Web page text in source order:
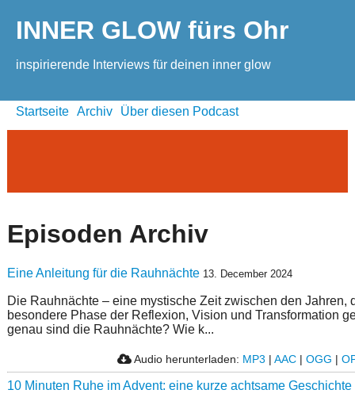
INNER GLOW fürs Ohr
inspirierende Interviews für deinen inner glow
Startseite Archiv Über diesen Podcast
Episoden Archiv
Eine Anleitung für die Rauhnächte 13. December 2024
Die Rauhnächte – eine mystische Zeit zwischen den Jahren,
besondere Phase der Reflexion, Vision und Transformation
genau sind die Rauhnächte? Wie k...
Audio herunterladen: MP3 | AAC| OGG |
10 Minuten Ruhe im Advent: eine kurze achtsame Geschichte